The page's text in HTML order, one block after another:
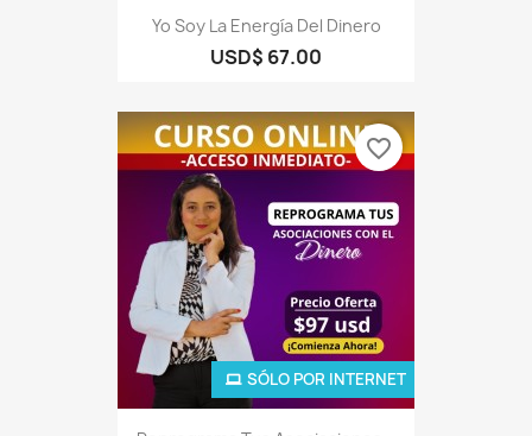
Yo Soy La Energía Del Dinero
USD$ 67.00
SÓLO POR INTERNET
favorite_border